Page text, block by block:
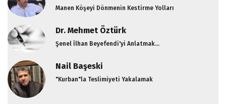
Manen Köşeyi Dönmenin Kestirme Yolları
Dr. Mehmet Öztürk
Şenel İlhan Beyefendi'yi Anlatmak...
Nail Başeski
"Kurban"la Teslimiyeti Yakalamak